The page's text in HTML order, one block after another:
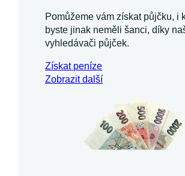
Pomůžeme vám získat půjčku, i
byste jinak neměli šanci, díky
vyhledávači půjček.
Získatpeníze
Zobrazit další